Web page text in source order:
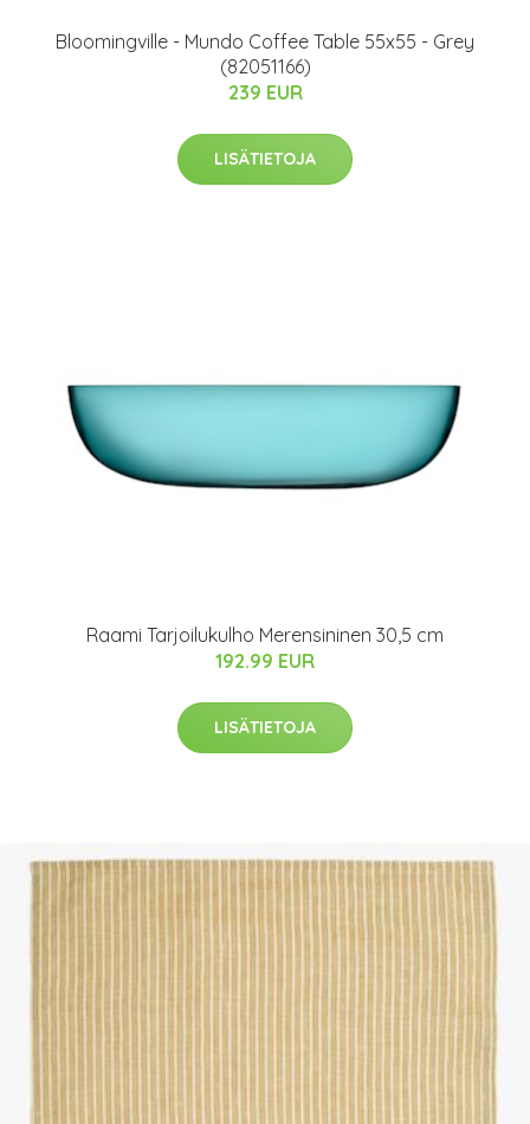
Bloomingville - Mundo Coffee Table 55x55 - Grey
(82051166)
239 EUR
LISÄTIETOJA
Raami Tarjoilukulho Merensininen 30,5 cm
192.99 EUR
LISÄTIETOJA